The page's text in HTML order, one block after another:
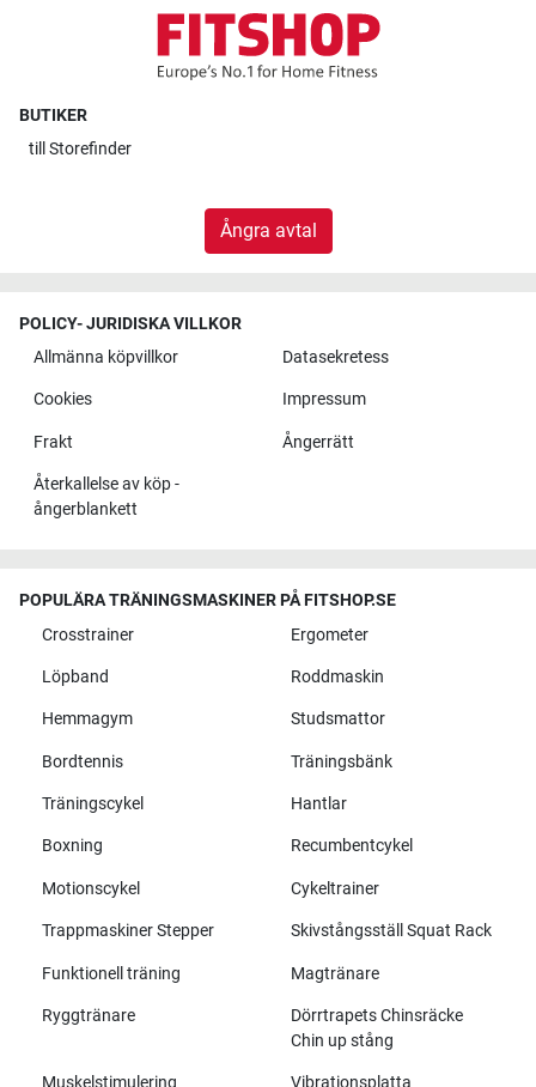
BUTIKER
till Storefinder
Ångra avtal
POLICY- JURIDISKA VILLKOR
Allmänna köpvillkor
Datasekretess
Cookies Impressum
Frakt Ångerrätt
Återkallelse av köp -
ångerblankett
POPULÄRA TRÄNINGSMASKINER PÅ FITSHOP.SE
Crosstrainer
Ergometer
Löpband Roddmaskin
Hemmagym Studsmattor
Bordtennis Träningsbänk
Träningscykel Hantlar
Boxning Recumbentcykel
Motionscykel Cykeltrainer
Trappmaskiner Stepper Skivstångsställ Squat Rack
Funktionell träning Magtränare
Ryggtränare
Dörrtrapets Chinsräcke
Chin up stång